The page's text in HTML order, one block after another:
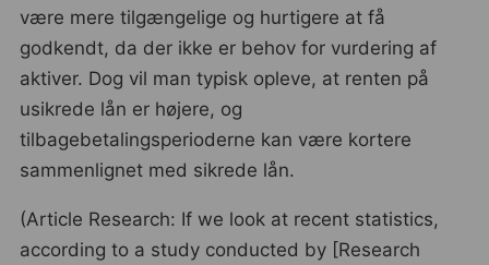
være mere tilgængelige og hurtigere at få
godkendt, da der ikke er behov for vurdering af
aktiver. Dog vil man typisk opleve, at renten på
usikrede lån er højere, og
tilbagebetalingsperioderne kan være kortere
sammenlignet med sikrede lån.
(Article Research: If we look at recent statistics,
according to a study conducted by [Research